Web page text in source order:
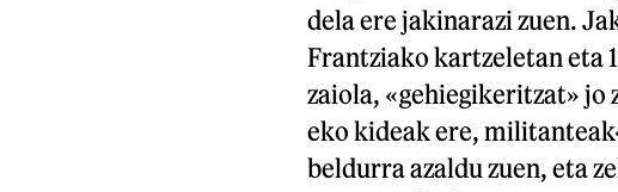
dela ere jakinarazi zuen.
Frantziako kartzeletan eta
zaiola, «gehiegikeritzat» jo
eko kideak ere,
beldurra azaldu zuen, eta